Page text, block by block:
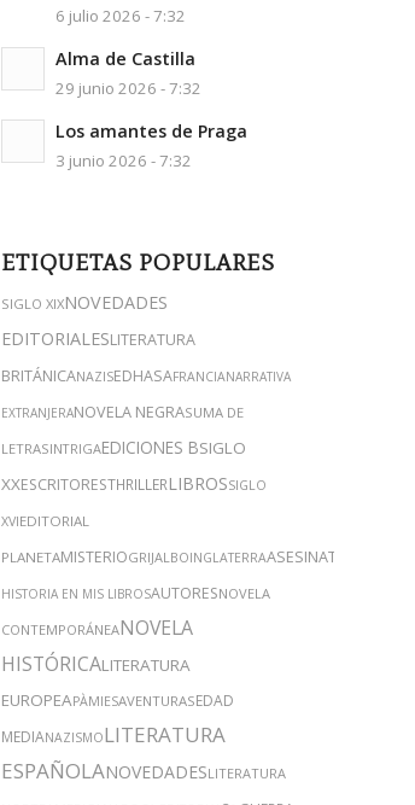
6 julio 2026 - 7:32
Alma de Castilla
29 junio 2026 - 7:32
Los amantes de Praga
3 junio 2026 - 7:32
ETIQUETAS POPULARES
SIGLO XIXNOVEDADES
EDITORIALESLITERATURA
BRITÁNICANAZISEDHASAFRANCIANARRATIVA
EXTRANJERANOVELA NEGRASUMA DE
LETRASINTRIGAEDICIONES BSIGLO
XXESCRITORESTHRILLERLIBROSSIGLO
XVIEDITORIAL
PLANETAMISTERIOGRIJALBOINGLATERRAASESINATOS
HISTORIA EN MIS LIBROSAUTORESNOVELA
CONTEMPORÁNEANOVELA
HISTÓRICALITERATURA
EUROPEAPÀMIESAVENTURASEDAD
MEDIANAZISMOLITERATURA
ESPAÑOLANOVEDADESLITERATURA